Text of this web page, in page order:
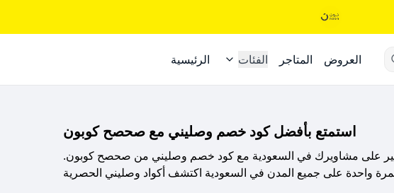
الرئيسية الفئات المتاجر العروض
استمتع بأفضل كود خصم وصليني مع صحصح كوبون
على مشاويرك في السعودية مع كود خصم وصليني من صحصح كوبون.